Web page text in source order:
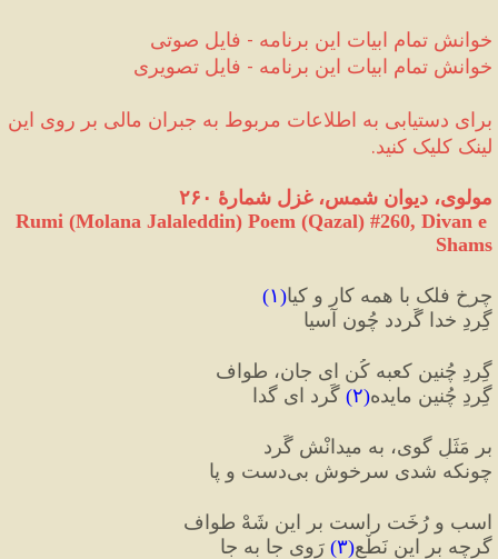
خوانش تمام ابیات این برنامه - فایل صوتی
خوانش تمام ابیات این برنامه - فایل تصویری
لینک کلیک کنید.
مولوی، دیوان شمس، غزل شمارهٔ ۲۶۰
Rumi (Molana Jalaleddin) Poem (Qazal) #260, Divan e
Shams
چرخِ فلک با همه کار و کیا(۱)
گِردِ خدا گَردد چُون آسیا
گِردِ چُنین کعبه کُن ای جان، طواف
گِردِ چُنین مایده(۲) گَرد ای گدا
بر مَثَلِ گوی، به میدانْش گَرد
چونکه شدی سرخوشِ بی‌دست و پا
اسب و رُخَت راست بر این شَهْ طواف
گرچه بر این نَطْع(۳) رَوی جا به جا